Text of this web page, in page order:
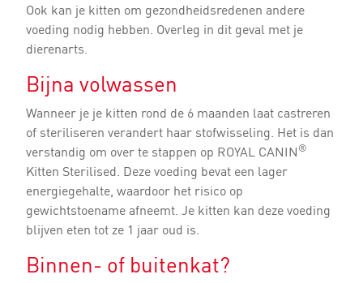
Ook kan je kitten om gezondheidsredenen andere
voeding nodig hebben. Overleg in dit geval met je
dierenarts.
Bijna volwassen
Wanneer je je kitten rond de 6 maanden laat castreren
of steriliseren verandert haar stofwisseling. Het is dan
verstandig om over te stappen op ROYAL CANIN®
Kitten Sterilised. Deze voeding bevat een lager
energiegehalte, waardoor het risico op
gewichtstoename afneemt. Je kitten kan deze voeding
blijven eten tot ze 1 jaar oud is.
Binnen- of buitenkat?